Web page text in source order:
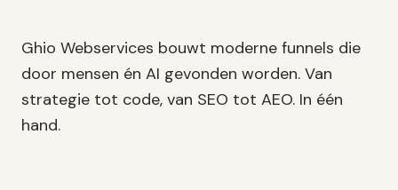
Ghio Webservices bouwt moderne funnels die
door mensen én AI gevonden worden. Van
strategie tot code, van SEO tot AEO. In één
hand.